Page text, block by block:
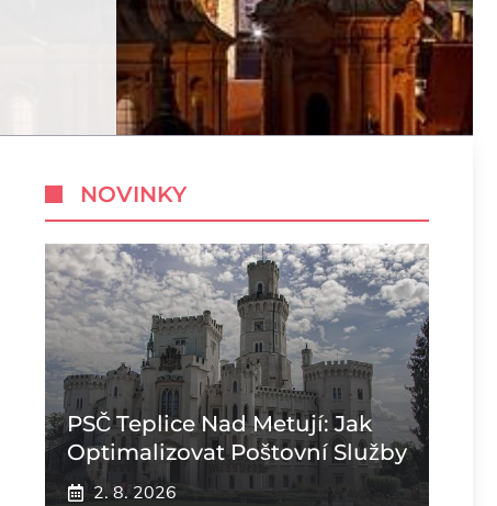
NOVINKY
PSČ Teplice Nad Metují: Jak
Optimalizovat Poštovní Služby
2. 8. 2026